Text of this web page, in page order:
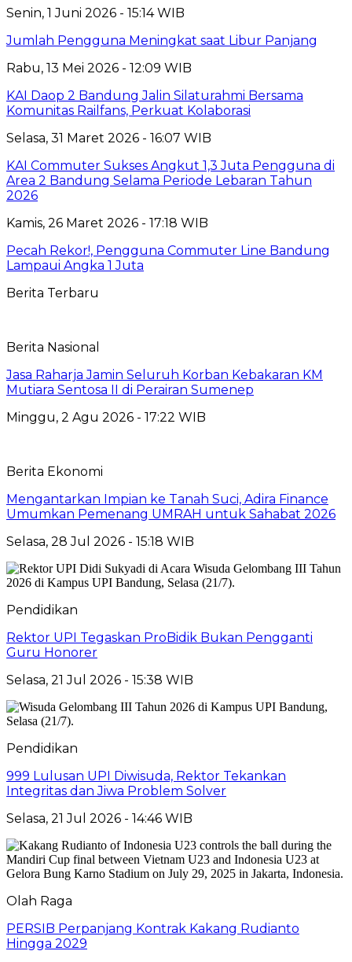
Senin, 1 Juni 2026 - 15:14 WIB
Jumlah Pengguna Meningkat saat Libur Panjang
Rabu, 13 Mei 2026 - 12:09 WIB
KAI Daop 2 Bandung Jalin Silaturahmi Bersama
Komunitas Railfans, Perkuat Kolaborasi
Selasa, 31 Maret 2026 - 16:07 WIB
KAI Commuter Sukses Angkut 1,3 Juta Pengguna di
Area 2 Bandung Selama Periode Lebaran Tahun
2026
Kamis, 26 Maret 2026 - 17:18 WIB
Pecah Rekor!, Pengguna Commuter Line Bandung
Lampaui Angka 1 Juta
Berita Terbaru
Berita Nasional
Jasa Raharja Jamin Seluruh Korban Kebakaran KM
Mutiara Sentosa II di Perairan Sumenep
Minggu, 2 Agu 2026 - 17:22 WIB
Berita Ekonomi
Mengantarkan Impian ke Tanah Suci, Adira Finance
Umumkan Pemenang UMRAH untuk Sahabat 2026
Selasa, 28 Jul 2026 - 15:18 WIB
Pendidikan
Rektor UPI Tegaskan ProBidik Bukan Pengganti
Guru Honorer
Selasa, 21 Jul 2026 - 15:38 WIB
Pendidikan
999 Lulusan UPI Diwisuda, Rektor Tekankan
Integritas dan Jiwa Problem Solver
Selasa, 21 Jul 2026 - 14:46 WIB
Olah Raga
PERSIB Perpanjang Kontrak Kakang Rudianto
Hingga 2029